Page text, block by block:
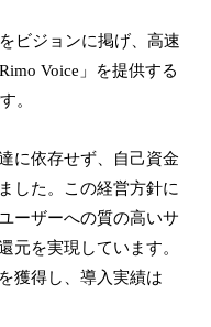
ビジョンに掲げ、高速
Voice」を提供する
。
に依存せず、自己資金
した。この経営方針に
ーザーへの質の高いサ
元を実現しています。
獲得し、導入実績は